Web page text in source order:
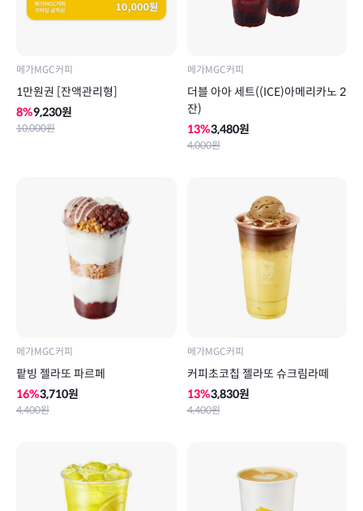
메가MGC커피
1만원권 [잔액관리형]
8%9,230원
10,000원
메가MGC커피
더블 아아 세트((ICE)아메리카노 2
잔)
13%3,480원
4,000원
메가MGC커피
팥빙 젤라또 파르페
16%3,710원
4,400원
메가MGC커피
커피초코칩 젤라또 슈크림라떼
13%3,830원
4,400원